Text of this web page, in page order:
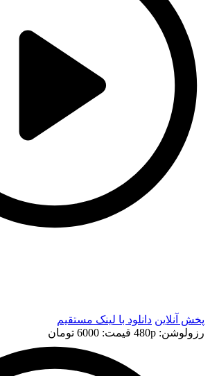
پخش آنلاین دانلود با لينک مستقيم
رزولوشن: 480p
قيمت: 6000 تومان